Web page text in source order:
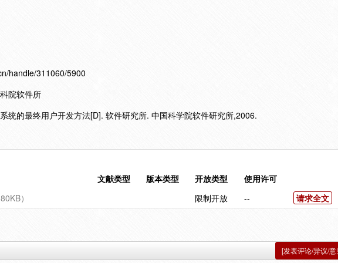
handle/311060/5900
院软件所
统的最终用户开发方法[D]. 软件研究所. 中国科学院软件研究所,2006.
文献类型 版本类型 开放类型
使用许可
）
限制开放 -- 请求全文
[发表评论/异议/意